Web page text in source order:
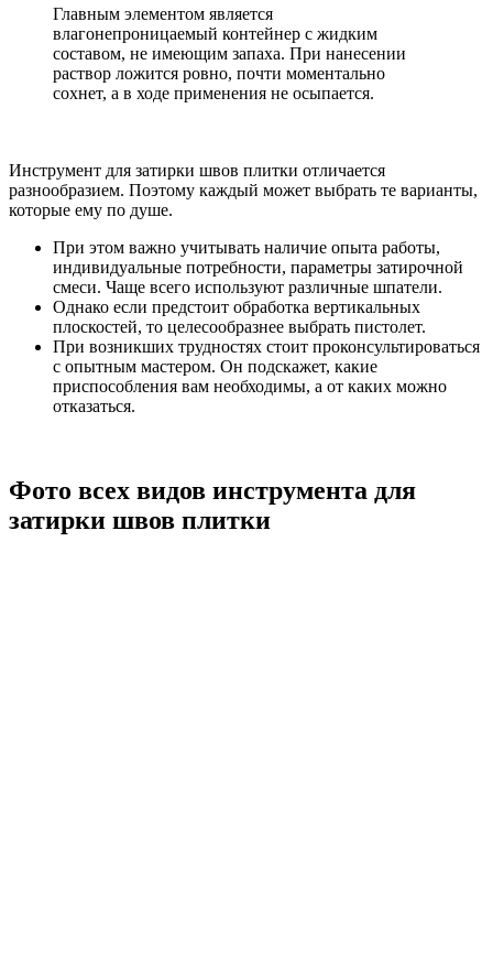
Главным элементом является
влагонепроницаемый контейнер с жидким
составом, не имеющим запаха. При нанесении
раствор ложится ровно, почти моментально
сохнет, а в ходе применения не осыпается.
Инструмент для затирки швов плитки отличается
разнообразием. Поэтому каждый может выбрать те варианты,
которые ему по душе.
При этом важно учитывать наличие опыта работы,
индивидуальные потребности, параметры затирочной
смеси. Чаще всего используют различные шпатели.
Однако если предстоит обработка вертикальных
плоскостей, то целесообразнее выбрать пистолет.
При возникших трудностях стоит проконсультироваться
с опытным мастером. Он подскажет, какие
приспособления вам необходимы, а от каких можно
отказаться.
Фото всех видов инструмента для
затирки швов плитки